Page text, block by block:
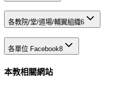
各教院/堂/道場/輔翼組織6
各單位 Facebook8
本教相關網站